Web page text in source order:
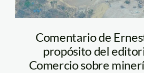
Comentario de
propósito del
Comercio sobre